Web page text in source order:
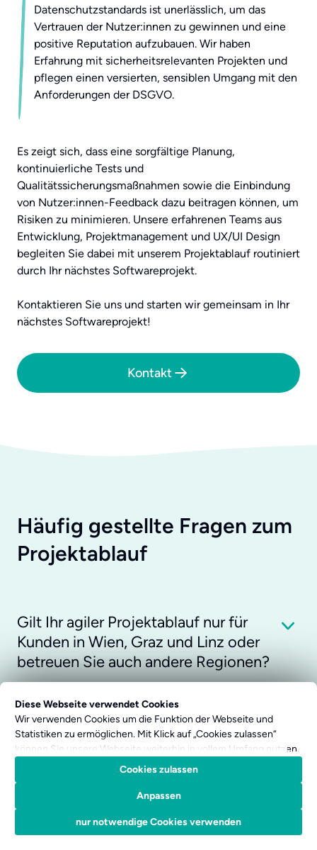
Datenschutzstandards ist unerlässlich, um das
Vertrauen der Nutzer:innen zu gewinnen und eine
positive Reputation aufzubauen. Wir haben
Erfahrung mit sicherheitsrelevanten Projekten und
pflegen einen versierten, sensiblen Umgang mit den
Anforderungen der DSGVO.
Es zeigt sich, dass eine sorgfältige Planung,
kontinuierliche Tests und
Qualitätssicherungsmaßnahmen sowie die Einbindung
von Nutzer:innen-Feedback dazu beitragen können, um
Risiken zu minimieren. Unsere erfahrenen Teams aus
Entwicklung, Projektmanagement und UX/UI Design
begleiten Sie dabei mit unserem Projektablauf routiniert
durch Ihr nächstes Softwareprojekt.
Kontaktieren Sie uns und starten wir gemeinsam in Ihr
nächstes Softwareprojekt!
Kontakt
Häufig gestellte Fragen zum
Projektablauf
Gilt Ihr agiler Projektablauf nur für
Kunden in Wien, Graz und Linz oder
betreuen Sie auch andere Regionen?
Was bedeutet agile
Softwareentwicklung und wie setzen
Sie sie um?
Projektablauf bei bitsfabrik aus?
Diese Webseite verwendet Cookies
Wir verwenden Cookies um die Funktion der Webseite und
Statistiken zu ermöglichen. Mit Klick auf „Cookies zulassen“
können Sie unsere Webseite weiterhin in vollem Umfang nutzen.
Weitere Details betreffend Cookies und einer möglichen
späteren Deaktivierung finden Sie in unserer
Cookies zulassen
Anpassen
nur notwendige Cookies verwenden